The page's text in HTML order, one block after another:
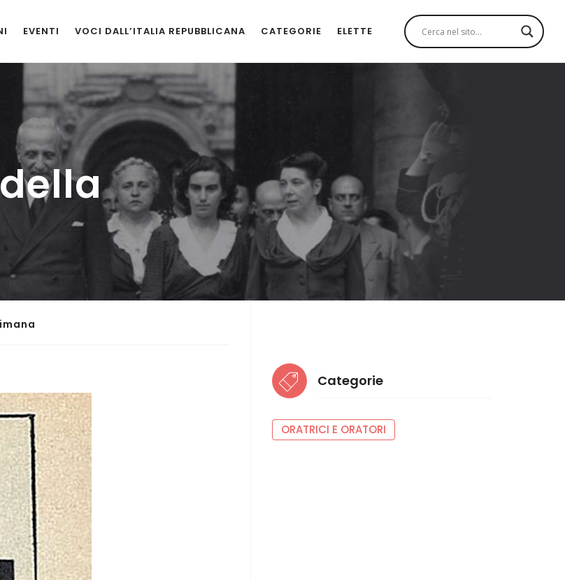
EVENTI VOCI DALL’ITALIA REPUBBLICANA CATEGORIE ELETTE
Categorie
ORATRICI E ORATORI